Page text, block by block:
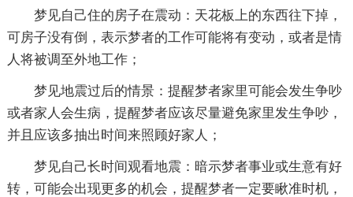
梦见自己住的房子在震动：天花板上的东西往下掉，
可房子没有倒，表示梦者的工作可能将有变动，或者是情
人将被调至外地工作；
梦见地震过后的情景：提醒梦者家里可能会发生争吵
或者家人会生病，提醒梦者应该尽量避免家里发生争吵，
并且应该多抽出时间来照顾好家人；
梦见自己长时间观看地震：暗示梦者事业或生意有好
转，可能会出现更多的机会，提醒梦者一定要瞅准时机，